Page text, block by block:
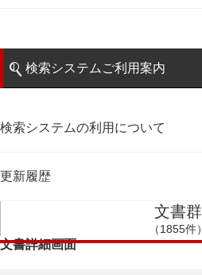
検索システムご利用案内
検索システムの利用について
更新履歴
文書群
（1855件）
文書詳細画面